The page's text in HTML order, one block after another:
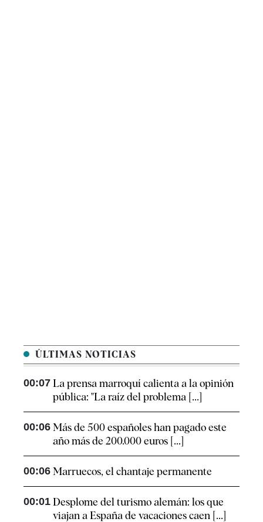
ÚLTIMAS NOTICIAS
00:07 La prensa marroquí calienta a la opinión
pública: "La raíz del problema [...]
00:06 Más de 500 españoles han pagado este
año más de 200.000 euros [...]
00:06 Marruecos, el chantaje permanente
00:01 Desplome del turismo alemán: los que
viajan a España de vacaciones caen [...]